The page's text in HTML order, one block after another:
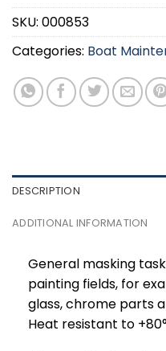
SKU: 000853
Categories: Boat
DESCRIPTION
ADDITIONAL INFORMATION
General masking
painting fields, for
glass, chrome parts
Heat resistant to